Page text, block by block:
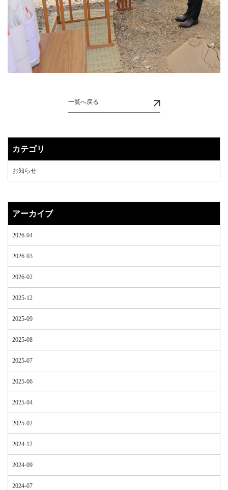
一覧へ戻る
カテゴリ
お知らせ
アーカイブ
2026-04
2026-03
2026-02
2025-12
2025-09
2025-08
2025-07
2025-06
2025-04
2025-02
2024-12
2024-09
2024-07